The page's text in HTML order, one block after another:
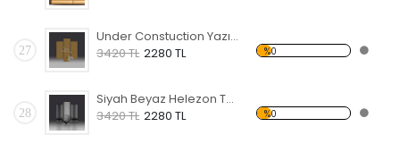
27
Under Constuction Yazısı Temalı Kanvas Tablo
3420 TL 2280 TL %0
28
Siyah Beyaz Helezon Temalı Kanvas Tablo
3420 TL 2280 TL %0